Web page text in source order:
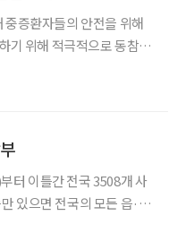
증환자들의 안전을 위해
기 위해 적극적으로 동참하
터 이틀간 전국 3508개 사
있으면 전국의 모든 읍·면